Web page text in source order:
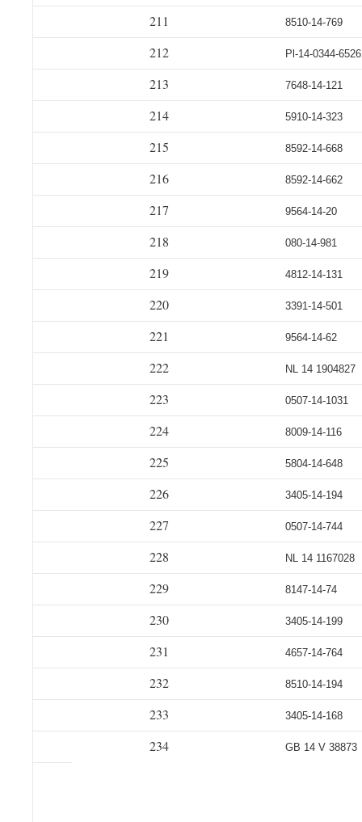
211 8510-14-769
212 Pl-14-0344-6526
213 7648-14-121
214 5910-14-323
215 8592-14-668
216 8592-14-662
217 9564-14-20
218 080-14-981
219 4812-14-131
220 3391-14-501
221 9564-14-62
222 NL 14 1904827
223 0507-14-1031
224 8009-14-116
225 5804-14-648
226 3405-14-194
227 0507-14-744
228 NL 14 1167028
229 8147-14-74
230 3405-14-199
231 4657-14-764
232 8510-14-194
233 3405-14-168
234 GB 14 V 38873